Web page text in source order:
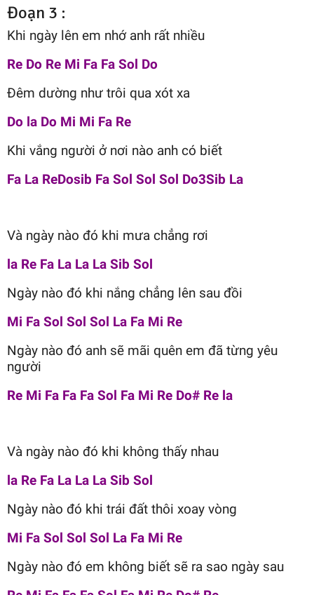
Đoạn 3 :
Khi ngày lên em nhớ anh rất nhiều
Re Do Re Mi Fa Fa Sol Do
Đêm dường như trôi qua xót xa
Do la Do Mi Mi Fa Re
Khi vắng người ở nơi nào anh có biết
Fa La ReDosib Fa Sol Sol Sol Do3Sib La
Và ngày nào đó khi mưa chẳng rơi
la Re Fa La La La Sib Sol
Ngày nào đó khi nắng chẳng lên sau đồi
Mi Fa Sol Sol Sol La Fa Mi Re
Ngày nào đó anh sẽ mãi quên em đã từng yêu
người
Re Mi Fa Fa Fa Sol Fa Mi Re Do# Re la
Và ngày nào đó khi không thấy nhau
la Re Fa La La La Sib Sol
Ngày nào đó khi trái đất thôi xoay vòng
Mi Fa Sol Sol Sol La Fa Mi Re
Ngày nào đó em không biết sẽ ra sao ngày sau